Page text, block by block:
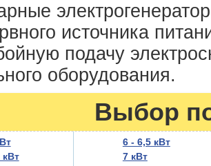
источника
подачу
оборудования.
Выбор
кВт
6 - 6,5 кВт
7 кВт